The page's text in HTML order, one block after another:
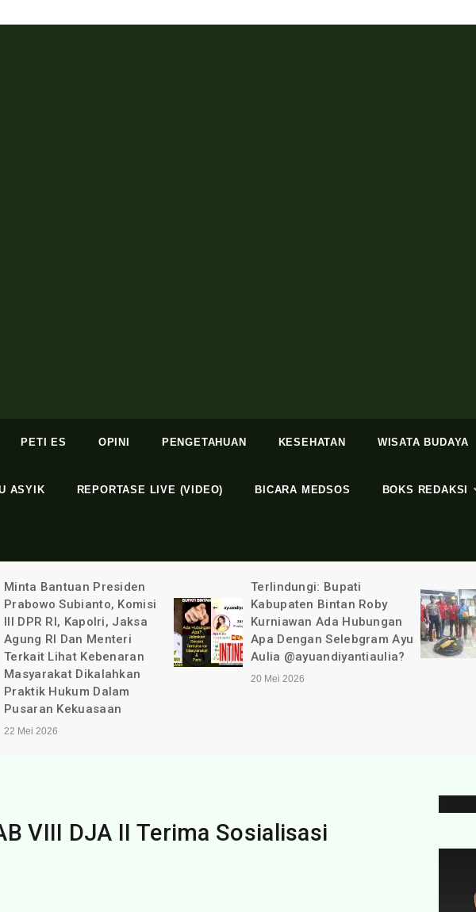
PETI ES OPINI PENGETAHUAN KESEHATAN WISATA BUDAYA
ASYIK REPORTASE LIVE (VIDEO) BICARA MEDSOS BOKS REDAKSI
Minta Bantuan Presiden
Prabowo Subianto, Komisi
III DPR RI, Kapolri, Jaksa
Agung RI Dan Menteri
Terkait Lihat Kebenaran
Masyarakat Dikalahkan
Praktik Hukum Dalam
Pusaran Kekuasaan
22 Mei 2026
Terlindungi: Bupati
Kabupaten Bintan Roby
Kurniawan Ada Hubungan
Apa Dengan Selebgram Ayu
Aulia @ayuandiyantiaulia?
20 Mei 2026
VIII DJA II Terima Sosialisasi